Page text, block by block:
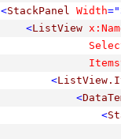
<StackPanel Width
<ListView
<
<
<